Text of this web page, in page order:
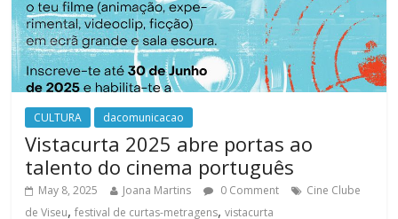
CULTURA dacomunicacao
Vistacurta 2025 abre portas ao
talento do cinema português
May 8, 2025 Joana Martins 0 Comment
Cine Clube
de Viseu,festival de curtas-metragens,vistacurta